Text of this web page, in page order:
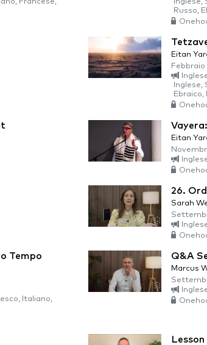
Russo,
Eitan
Febbraio
Inglese,
Ebraico,
Eitan
26.
Sarah
Tempo
Italiano,
Q&A
Marcus